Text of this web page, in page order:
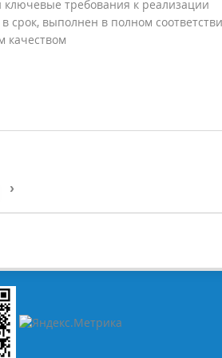
ключевые требования к реализации
срок, выполнен в полном
качеством
›